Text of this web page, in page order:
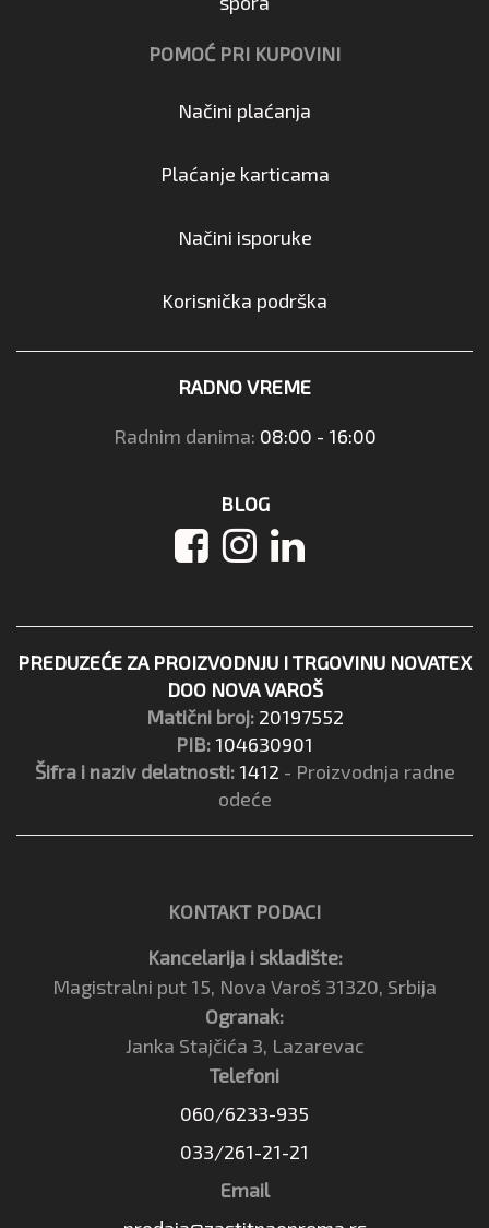
POMOĆ PRI KUPOVINI
Načini plaćanja
Plaćanje karticama
Načini isporuke
Korisnička podrška
RADNO VREME
Radnim danima: 08:00 - 16:00
BLOG
PREDUZEĆE ZA PROIZVODNJU I TRGOVINU NOVATEX
DOO NOVA VAROŠ
Matični broj: 20197552
PIB: 104630901
Šifra i naziv delatnosti: 1412 - Proizvodnja radne
odeće
KONTAKT PODACI
Kancelarija i skladište:
Magistralni put 15, Nova Varoš 31320, Srbija
Ogranak:
Janka Stajčića 3, Lazarevac
Telefoni
060/6233-935
033/261-21-21
Email